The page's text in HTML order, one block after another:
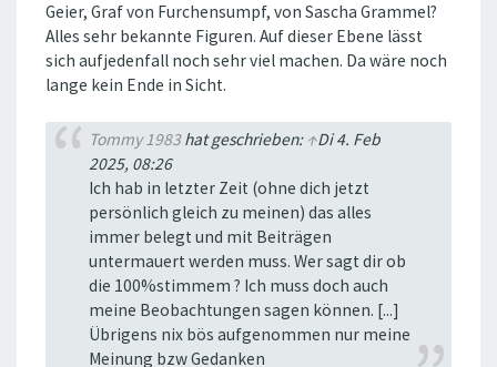
Geier, Graf von Furchensumpf, von Sascha Grammel?
Alles sehr bekannte Figuren. Auf dieser Ebene lässt
sich aufjedenfall noch sehr viel machen. Da wäre noch
lange kein Ende in Sicht.
Tommy 1983hat geschrieben: ↑Di 4. Feb
2025, 08:26
Ich hab in letzter Zeit (ohne dich jetzt
persönlich gleich zu meinen) das alles
immer belegt und mit Beiträgen
untermauert werden muss. Wer sagt dir ob
die 100%stimmem ? Ich muss doch auch
meine Beobachtungen sagen können. [...]
Übrigens nix bös aufgenommen nur meine
Meinung bzw Gedanken